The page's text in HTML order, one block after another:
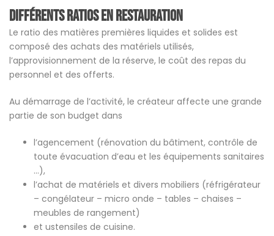
Différents ratios en restauration
Le ratio des matières premières liquides et solides est
composé des achats des matériels utilisés,
l’approvisionnement de la réserve, le coût des repas du
personnel et des offerts.
Au démarrage de l’activité, le créateur affecte une grande
partie de son budget dans
l’agencement (rénovation du bâtiment, contrôle de
toute évacuation d’eau et les équipements sanitaires
…),
l’achat de matériels et divers mobiliers (réfrigérateur
– congélateur – micro onde – tables – chaises –
meubles de rangement)
et ustensiles de cuisine.